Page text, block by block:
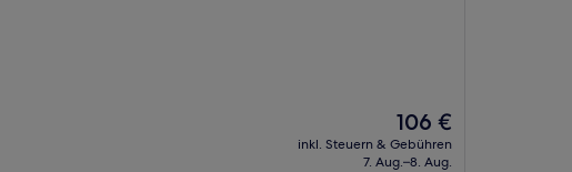
Der
Preis
beträgt
106 €
inkl. Steuern & Gebühren
7. Aug.–8. Aug.